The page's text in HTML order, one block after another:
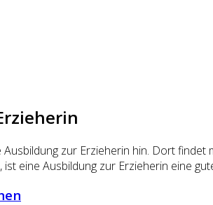
zur Erzieherin hin. Dort
eine Ausbildung zur Erzieherin eine